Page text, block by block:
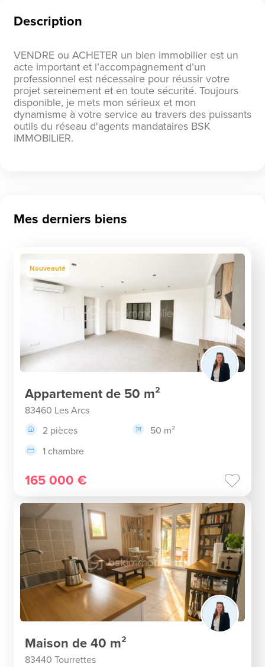
Description
VENDRE ou ACHETER un bien immobilier est un
acte important et l’accompagnement d’un
professionnel est nécessaire pour réussir votre
projet sereinement et en toute sécurité. Toujours
disponible, je mets mon sérieux et mon
dynamisme à votre service au travers des puissants
outils du réseau d'agents mandataires BSK
IMMOBILIER.
Mes derniers biens
Nouveauté
Appartement de 50 m²
83460 Les Arcs
2 pièces
50 m²
1 chambre
165 000 €
Maison de 40 m²
83440 Tourrettes